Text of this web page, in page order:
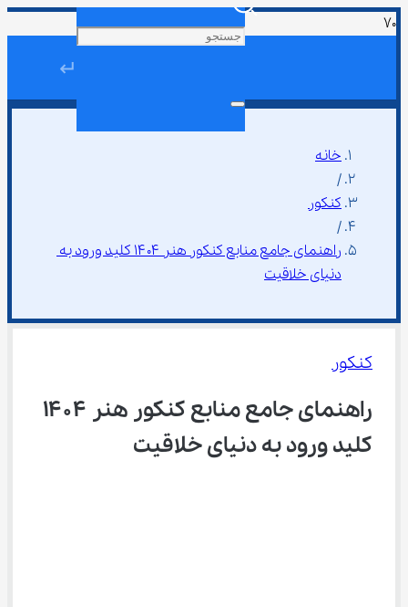
↵
خانه
/
کنکور
/
راهنمای جامع منابع کنکور هنر ۱۴۰۴ کلید ورود به
دنیای خلاقیت
کنکور
کلید ورود به دنیای خلاقیت